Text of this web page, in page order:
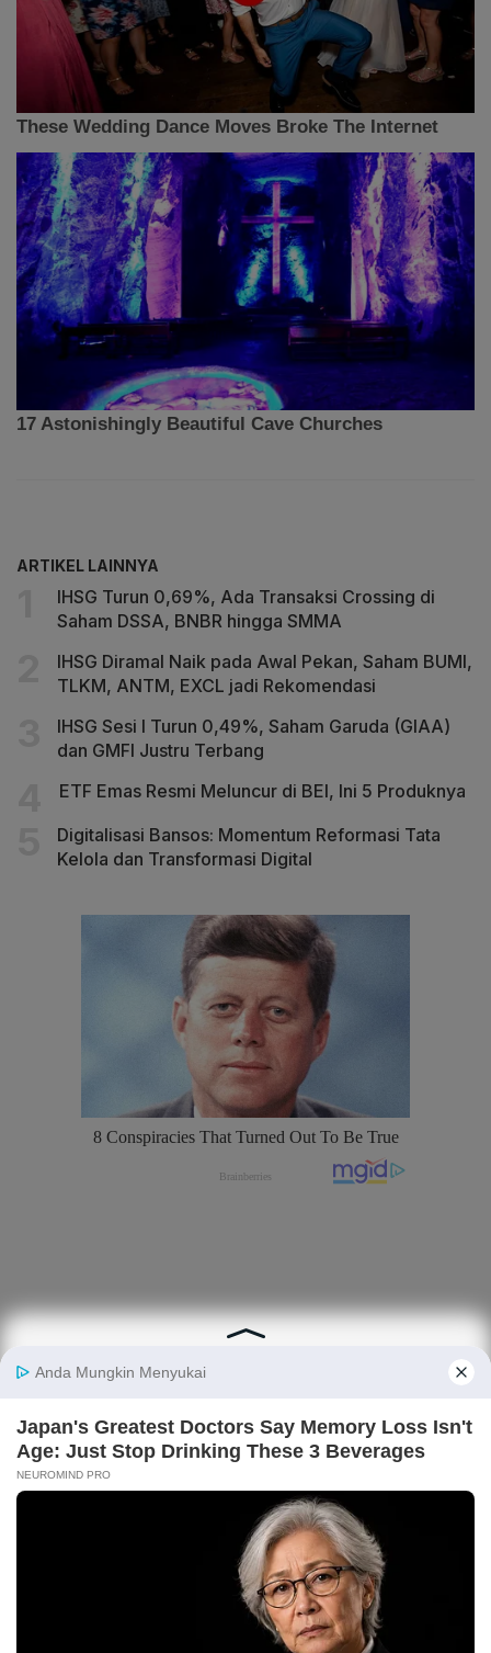
ARTIKEL LAINNYA
IHSG Turun 0,69%, Ada Transaksi Crossing di
Saham DSSA, BNBR hingga SMMA
IHSG Diramal Naik pada Awal Pekan, Saham BUMI,
TLKM, ANTM, EXCL jadi Rekomendasi
IHSG Sesi I Turun 0,49%, Saham Garuda (GIAA)
dan GMFI Justru Terbang
ETF Emas Resmi Meluncur di BEI, Ini 5 Produknya
Digitalisasi Bansos: Momentum Reformasi Tata
Kelola dan Transformasi Digital